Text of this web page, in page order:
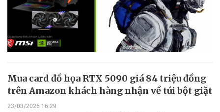
Mua card đồ họa RTX 5090 giá 84 triệu đồng
trên Amazon khách hàng nhận về túi bột giặt
23/03/2026 16:29